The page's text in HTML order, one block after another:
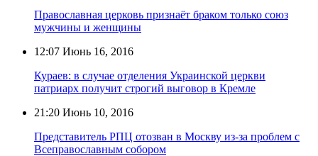
Православная церковь признаёт браком только союз
мужчины и женщины
12:07 Июнь 16, 2016
Кураев: в случае отделения Украинской церкви
патриарх получит строгий выговор в Кремле
21:20 Июнь 10, 2016
Представитель РПЦ отозван в Москву из-за проблем с
Всеправославным собором